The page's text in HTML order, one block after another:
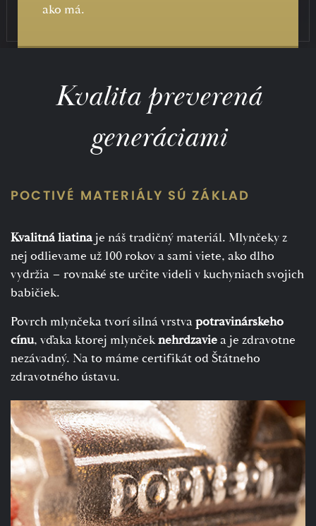
ako má.
Kvalita preverená
generáciami
POCTIVÉ MATERIÁLY SÚ ZÁKLAD
Kvalitná liatina je náš tradičný materiál. Mlynčeky z
nej odlievame už 100 rokov a sami viete, ako dlho
vydržia – rovnaké ste určite videli v kuchyniach svojich
babičiek.
Povrch mlynčeka tvorí silná vrstvapotravinárskeho
cínu, vďaka ktorej mlynčeknehrdzaviea je zdravotne
nezávadný. Na to máme certifikát od Štátneho
zdravotného ústavu.